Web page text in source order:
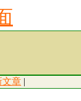
文章 |